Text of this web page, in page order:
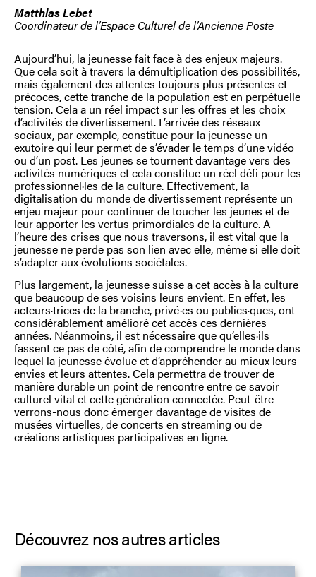
Matthias Lebet
Coordinateur de l’Espace Culturel de l’Ancienne Poste
Aujourd’hui, la jeunesse fait face à des enjeux majeurs.
Que cela soit à travers la démultiplication des possibilités,
mais également des attentes toujours plus présentes et
précoces, cette tranche de la population est en perpétuelle
tension. Cela a un réel impact sur les offres et les choix
d’activités de divertissement. L’arrivée des réseaux
sociaux, par exemple, constitue pour la jeunesse un
exutoire qui leur permet de s’évader le temps d’une vidéo
ou d’un post. Les jeunes se tournent davantage vers des
activités numériques et cela constitue un réel défi pour les
professionnel·les de la culture. Effectivement, la
digitalisation du monde de divertissement représente un
enjeu majeur pour continuer de toucher les jeunes et de
leur apporter les vertus primordiales de la culture. A
l’heure des crises que nous traversons, il est vital que la
jeunesse ne perde pas son lien avec elle, même si elle doit
s’adapter aux évolutions sociétales.
Plus largement, la jeunesse suisse a cet accès à la culture
que beaucoup de ses voisins leurs envient. En effet, les
acteurs·trices de la branche, privé·es ou publics·ques, ont
considérablement amélioré cet accès ces dernières
années. Néanmoins, il est nécessaire que qu’elles·ils
fassent ce pas de côté, afin de comprendre le monde dans
lequel la jeunesse évolue et d’appréhender au mieux leurs
envies et leurs attentes. Cela permettra de trouver de
manière durable un point de rencontre entre ce savoir
culturel vital et cette génération connectée. Peut-être
verrons-nous donc émerger davantage de visites de
musées virtuelles, de concerts en streaming ou de
créations artistiques participatives en ligne.
Découvrez nos autres articles